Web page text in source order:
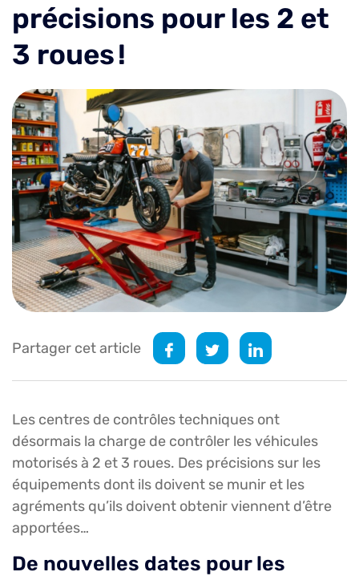
précisions pour les 2 et
3 roues !
Partager cet article
Les centres de contrôles techniques ont
désormais la charge de contrôler les véhicules
motorisés à 2 et 3 roues. Des précisions sur les
équipements dont ils doivent se munir et les
agréments qu’ils doivent obtenir viennent d’être
apportées…
De nouvelles dates pour les